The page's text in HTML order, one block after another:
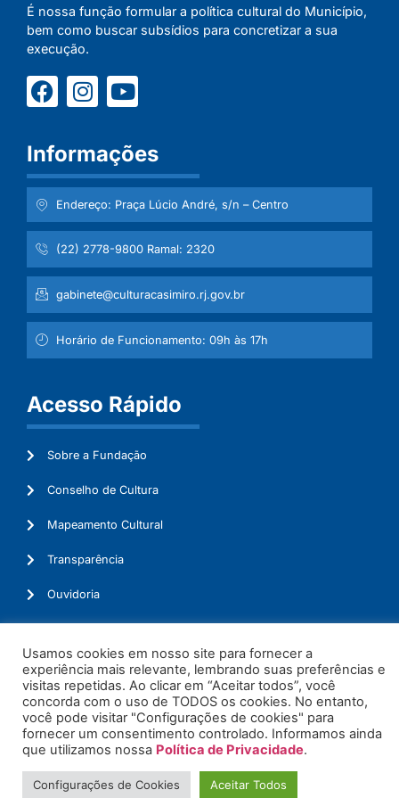
É nossa função formular a política cultural do Município,
bem como buscar subsídios para concretizar a sua
execução.
Informações
Endereço: Praça Lúcio André, s/n – Centro
(22) 2778-9800 Ramal: 2320
gabinete@culturacasimiro.rj.gov.br
Horário de Funcionamento: 09h às 17h
Acesso Rápido
Sobre a Fundação
Conselho de Cultura
Mapeamento Cultural
Transparência
Ouvidoria
© 2026. Todos os Direitos Reservados.
Usamos cookies em nosso site para fornecer a
experiência mais relevante, lembrando suas preferências e
visitas repetidas. Ao clicar em “Aceitar todos”, você
concorda com o uso de TODOS os cookies. No entanto,
você pode visitar "Configurações de cookies" para
fornecer um consentimento controlado. Informamos ainda
que utilizamos nossa Política de Privacidade.
Configurações de Cookies Aceitar Todos